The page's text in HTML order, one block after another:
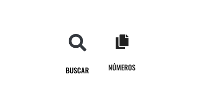
BUSCAR NÚMEROS